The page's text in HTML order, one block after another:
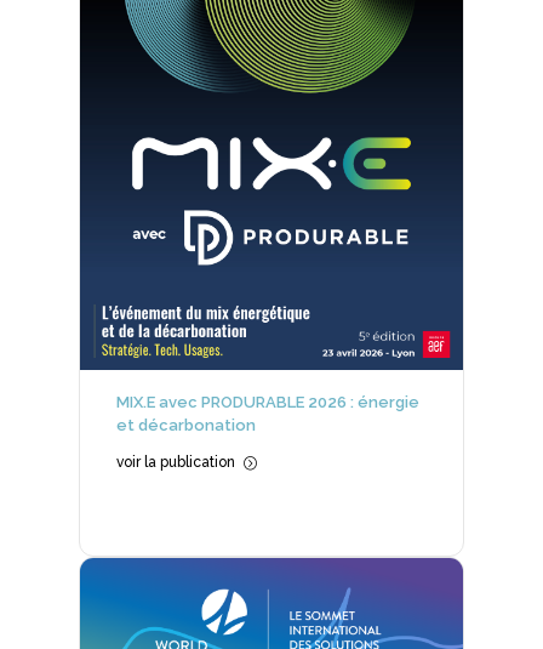
MIX.E avec PRODURABLE 2026 : énergie
et décarbonation
voir la publication =